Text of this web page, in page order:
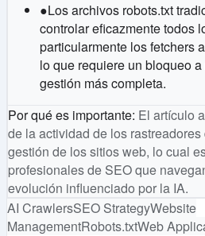
●Los archivos robots.txt
controlar eficazmente todos
particularmente los fetchers
lo que requiere un bloqueo
gestión más completa.
Por qué es importante: El artículo
de la actividad de los
gestión de los sitios web, lo cual
profesionales de SEO que
evolución influenciado por la IA.
AI CrawlersSEO StrategyWebsite
ManagementRobots.txtWeb